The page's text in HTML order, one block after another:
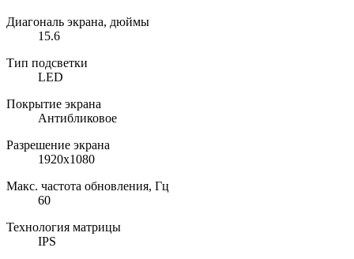
Диагональ экрана, дюймы
15.6
Тип подсветки
LED
Покрытие экрана
Антибликовое
Разрешение экрана
1920x1080
Макс. частота обновления, Гц
60
Технология матрицы
IPS